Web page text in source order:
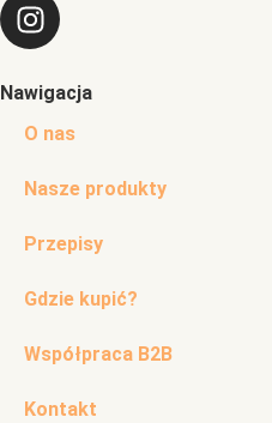
Nawigacja
O nas
Nasze produkty
Przepisy
Gdzie kupić?
Współpraca B2B
Kontakt